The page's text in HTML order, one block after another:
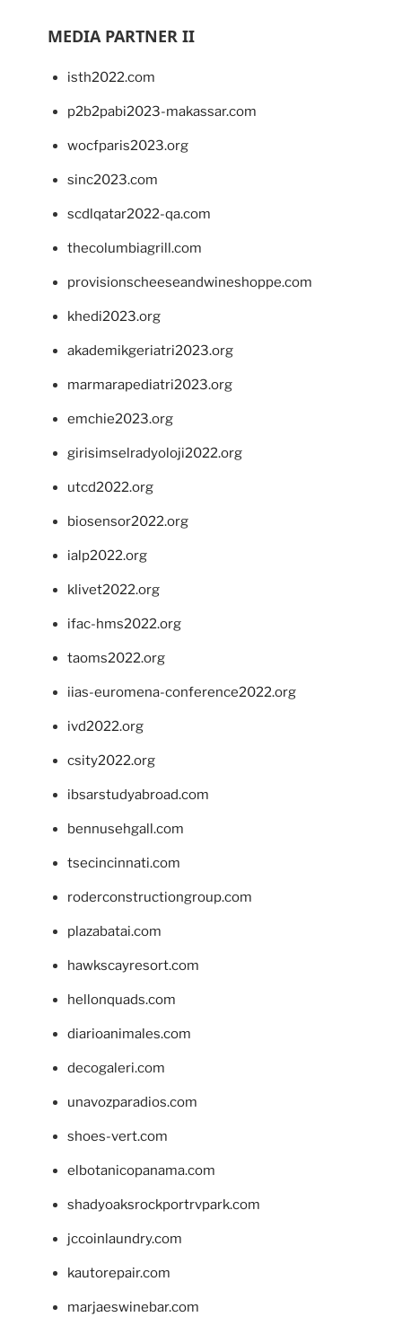
MEDIA PARTNER II
isth2022.com
p2b2pabi2023-makassar.com
wocfparis2023.org
sinc2023.com
scdlqatar2022-qa.com
thecolumbiagrill.com
provisionscheeseandwineshoppe.com
khedi2023.org
akademikgeriatri2023.org
marmarapediatri2023.org
emchie2023.org
girisimselradyoloji2022.org
utcd2022.org
biosensor2022.org
ialp2022.org
klivet2022.org
ifac-hms2022.org
taoms2022.org
iias-euromena-conference2022.org
ivd2022.org
csity2022.org
ibsarstudyabroad.com
bennusehgall.com
tsecincinnati.com
roderconstructiongroup.com
plazabatai.com
hawkscayresort.com
hellonquads.com
diarioanimales.com
decogaleri.com
unavozparadios.com
shoes-vert.com
elbotanicopanama.com
shadyoaksrockportrvpark.com
jccoinlaundry.com
kautorepair.com
marjaeswinebar.com